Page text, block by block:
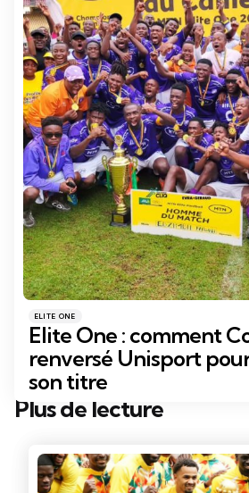
Catégories
Posté
dans
ELITE ONE
Elite One : comment
renversé Unisport
son titre
Plus de lecture
Post